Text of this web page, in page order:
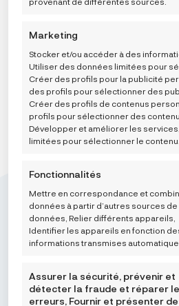
Marketing
Stocker et/ou accéder à des
Utiliser des données limitées pour
Créer des profils pour la publicité
des profils pour sélectionner des
Créer des profils de contenus
profils pour sélectionner des
Développer et améliorer les
limitées pour sélectionner le contenu.
Fonctionnalités
Mettre en correspondance et
données à partir d’autres sources de
données, Relier différents appareils,
Identifier les appareils en fonction
informations transmises
Assurer la sécurité, prévenir et
détecter la fraude et réparer
erreurs, Fournir et présenter
AJOUTER AU
Mikroedra d.o.o.
info@najnaj.eu